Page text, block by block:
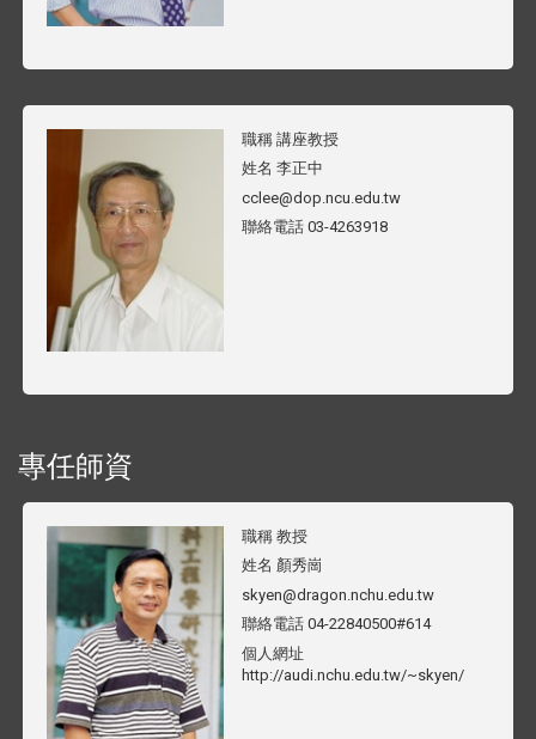
職稱 講座教授
姓名 李正中
cclee@dop.ncu.edu.tw
聯絡電話 03-4263918
專任師資
職稱 教授
姓名 顏秀崗
skyen@dragon.nchu.edu.tw
聯絡電話 04-22840500#614
個人網址
http://audi.nchu.edu.tw/~skyen/